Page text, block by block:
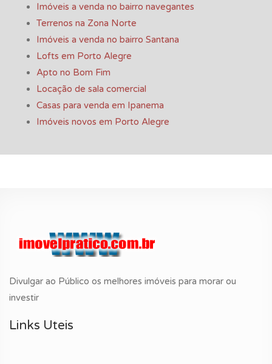
Imóveis a venda no bairro navegantes
Terrenos na Zona Norte
Imóveis a venda no bairro Santana
Lofts em Porto Alegre
Apto no Bom Fim
Locação de sala comercial
Casas para venda em Ipanema
Imóveis novos em Porto Alegre
Divulgar ao Público os melhores imóveis para morar ou
investir
Links Uteis